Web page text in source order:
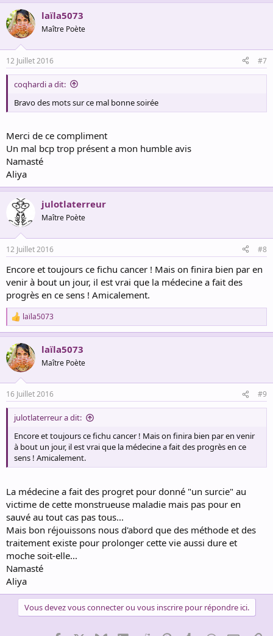
a
c
t
i
s
:
laïla5073
Maître Poète
12 Juillet 2016 #7
coqhardi a dit:
Bravo des mots sur ce mal bonne soirée
Merci de ce compliment
Un mal bcp trop présent a mon humble avis
Namasté
Aliya
julotlaterreur
Maître Poète
12 Juillet 2016 #8
Encore et toujours ce fichu cancer ! Mais on finira bien par en
venir à bout un jour, il est vrai que la médecine a fait des
progrès en ce sens ! Amicalement.
R
e
a
c
t
i
s
:
laïla5073
laïla5073
Maître Poète
16 Juillet 2016 #9
julotlaterreur a dit:
Encore et toujours ce fichu cancer ! Mais on finira bien par en venir
à bout un jour, il est vrai que la médecine a fait des progrès en ce
sens ! Amicalement.
La médecine a fait des progret pour donné "un surcie" au
victime de cette monstrueuse maladie mais pas pour en
sauvé au tout cas pas tous...
Mais bon réjouissons nous d'abord que des méthode et des
traitement existe pour prolonger cette vie aussi dure et
moche soit-elle...
Namasté
Aliya
Vous devez vous connecter ou vous inscrire pour répondre ici.